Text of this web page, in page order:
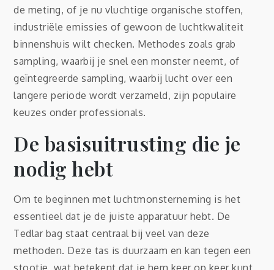
de meting, of je nu vluchtige organische stoffen,
industriële emissies of gewoon de luchtkwaliteit
binnenshuis wilt checken. Methodes zoals grab
sampling, waarbij je snel een monster neemt, of
geïntegreerde sampling, waarbij lucht over een
langere periode wordt verzameld, zijn populaire
keuzes onder professionals.
De basisuitrusting die je
nodig hebt
Om te beginnen met luchtmonsterneming is het
essentieel dat je de juiste apparatuur hebt. De
Tedlar bag staat centraal bij veel van deze
methoden. Deze tas is duurzaam en kan tegen een